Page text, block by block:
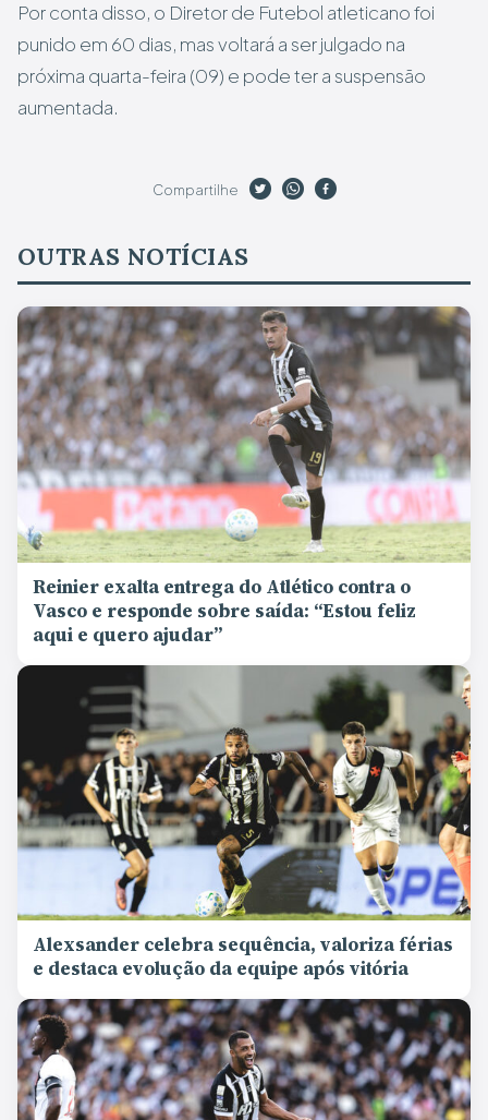
Por conta disso, o Diretor de Futebol atleticano foi
punido em 60 dias, mas voltará a ser julgado na
próxima quarta-feira (09) e pode ter a suspensão
aumentada.
Compartilhe
OUTRAS NOTÍCIAS
Reinier exalta entrega do Atlético contra o
Vasco e responde sobre saída: “Estou feliz
aqui e quero ajudar”
Alexsander celebra sequência, valoriza férias
e destaca evolução da equipe após vitória